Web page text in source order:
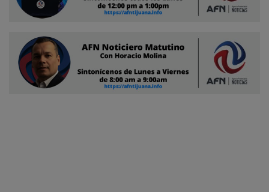
Ventas
Contacto
Reportero
Ciudadano